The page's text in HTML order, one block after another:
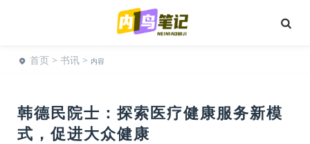
首页 > 书讯 > 内容
韩德民院士：探索医疗健康服务新模
式，促进大众健康